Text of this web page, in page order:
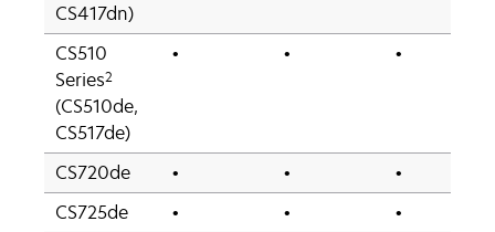
CS417dn)
CS510
Series2
(CS510de,
CS517de)
• • •
CS720de • •
•
CS725de
• •
•